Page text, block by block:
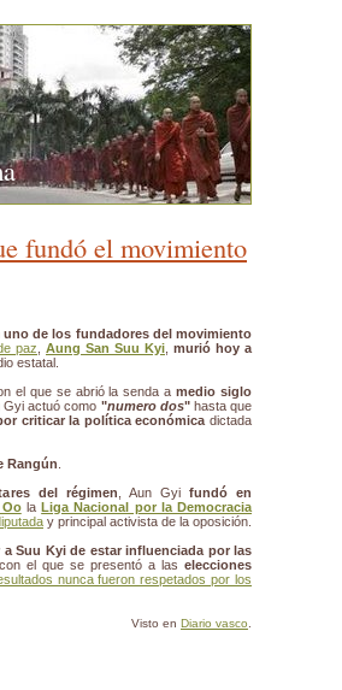
fundó el movimiento
uno de los fundadores del movimiento
paz Aung San Suu Kyi murió hoy a
estatal.
el que se abrió la senda amedio siglo
actuó como "numero dos"hasta que
criticar la política económica dictada
Rangún
del régimen , Aun Gyi fundó en
laLiga Nacional por la Democracia
y principal activista de la oposición.
Suu Kyi de estar influenciada por las
con el que se presentó a las elecciones
nunca fueron respetados por los
Visto en Diario vasco